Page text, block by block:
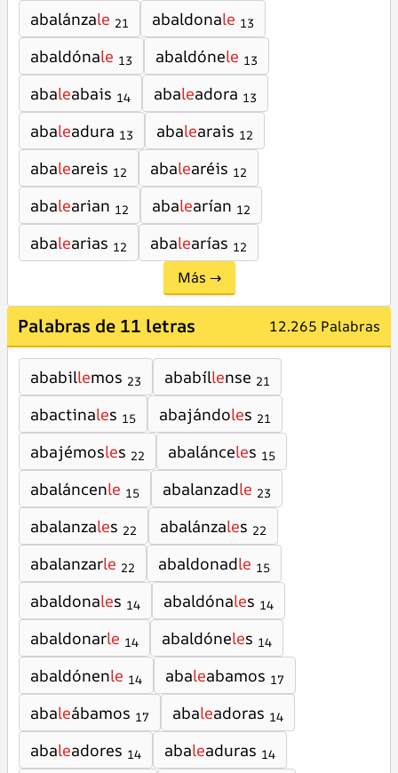
abalánzale 21 abaldonale 13
abaldónale 13 abaldónele 13
abaleabais 14 abaleadora 13
abaleadura 13 abalearais 12
abaleareis 12 abalearéis 12
abalearian 12 abalearían 12
abalearias 12 abalearías 12
Más →
Palabras de 11 letras 12.265 Palabras
ababillemos 23 ababíllense 21
abactinales 15 abajándoles 21
abajémosles 22 abalánceles 15
abaláncenle 15 abalanzadle 23
abalanzales 22 abalánzales 22
abalanzarle 22 abaldonadle 15
abaldonales 14 abaldónales 14
abaldonarle 14 abaldóneles 14
abaldónenle 14 abaleabamos 17
abaleábamos 17 abaleadoras 14
abaleadores 14 abaleaduras 14